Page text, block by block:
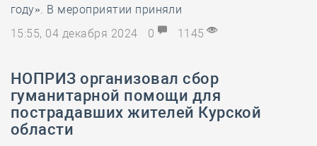
году». В мероприятии приняли
15:55, 04 декабря 2024
0 1145
НОПРИЗ организовал сбор
гуманитарной помощи для
пострадавших жителей Курской
области